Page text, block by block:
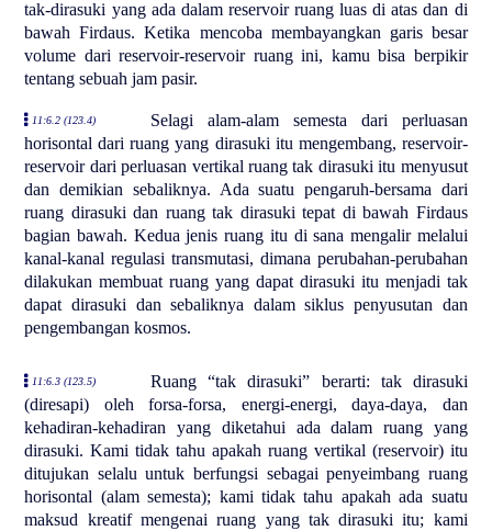
tak-dirasuki yang ada dalam reservoir ruang luas di atas dan di
bawah Firdaus. Ketika mencoba membayangkan garis besar
volume dari reservoir-reservoir ruang ini, kamu bisa berpikir
tentang sebuah jam pasir.
11:6.2 (123.4)
Selagi alam-alam semesta dari perluasan
horisontal dari ruang yang dirasuki itu mengembang, reservoir-
reservoir dari perluasan vertikal ruang tak dirasuki itu menyusut
dan demikian sebaliknya. Ada suatu pengaruh-bersama dari
ruang dirasuki dan ruang tak dirasuki tepat di bawah Firdaus
bagian bawah. Kedua jenis ruang itu di sana mengalir melalui
kanal-kanal regulasi transmutasi, dimana perubahan-perubahan
dilakukan membuat ruang yang dapat dirasuki itu menjadi tak
dapat dirasuki dan sebaliknya dalam siklus penyusutan dan
pengembangan kosmos.
11:6.3 (123.5)
Ruang “tak dirasuki” berarti: tak dirasuki
(diresapi) oleh forsa-forsa, energi-energi, daya-daya, dan
kehadiran-kehadiran yang diketahui ada dalam ruang yang
dirasuki. Kami tidak tahu apakah ruang vertikal (reservoir) itu
ditujukan selalu untuk berfungsi sebagai penyeimbang ruang
horisontal (alam semesta); kami tidak tahu apakah ada suatu
maksud kreatif mengenai ruang yang tak dirasuki itu; kami